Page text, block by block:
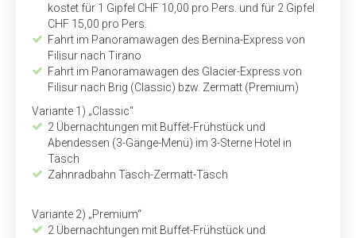
kostet für 1 Gipfel CHF 10,00 pro Pers. und für 2 Gipfel
CHF 15,00 pro Pers.
Fahrt im Panoramawagen des Bernina-Express von
Filisur nach Tirano
Fahrt im Panoramawagen des Glacier-Express von
Filisur nach Brig (Classic) bzw. Zermatt (Premium)
Variante 1) „Classic“
2 Übernachtungen mit Buffet-Frühstück und
Abendessen (3-Gänge-Menü) im 3-Sterne Hotel in
Täsch
Zahnradbahn Täsch-Zermatt-Täsch
Variante 2) „Premium“
2 Übernachtungen mit Buffet-Frühstück und